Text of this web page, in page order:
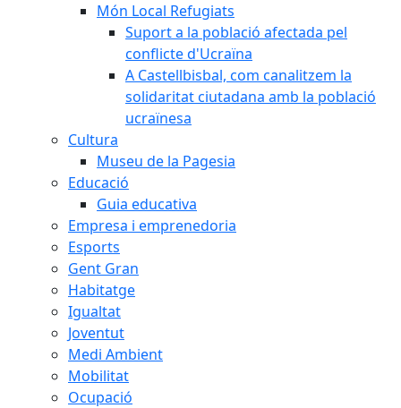
Món Local Refugiats
Suport a la població afectada pel
conflicte d'Ucraïna
A Castellbisbal, com canalitzem la
solidaritat ciutadana amb la població
ucraïnesa
Cultura
Museu de la Pagesia
Educació
Guia educativa
Empresa i emprenedoria
Esports
Gent Gran
Habitatge
Igualtat
Joventut
Medi Ambient
Mobilitat
Ocupació